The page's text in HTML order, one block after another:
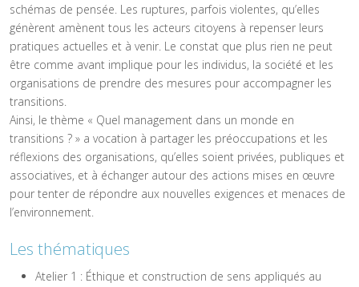
schémas de pensée. Les ruptures, parfois violentes, qu’elles
génèrent amènent tous les acteurs citoyens à repenser leurs
pratiques actuelles et à venir. Le constat que plus rien ne peut
être comme avant implique pour les individus, la société et les
organisations de prendre des mesures pour accompagner les
transitions.
Ainsi, le thème « Quel management dans un monde en
transitions ? » a vocation à partager les préoccupations et les
réflexions des organisations, qu’elles soient privées, publiques et
associatives, et à échanger autour des actions mises en œuvre
pour tenter de répondre aux nouvelles exigences et menaces de
l’environnement.
Les thématiques
Atelier 1 : Éthique et construction de sens appliqués au